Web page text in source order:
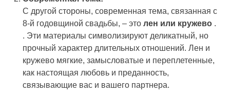
С другой стороны, современная тема, связанная с
8-й годовщиной свадьбы, – это лен или кружево .
. Эти материалы символизируют деликатный, но
прочный характер длительных отношений. Лен и
кружево мягкие, замысловатые и переплетенные,
как настоящая любовь и преданность,
связывающие вас и вашего партнера.